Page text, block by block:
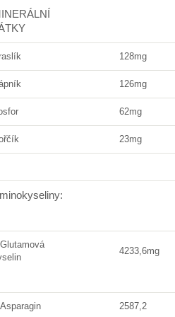
128mg
126mg
62mg
23mg
4233,6mg
2587,2